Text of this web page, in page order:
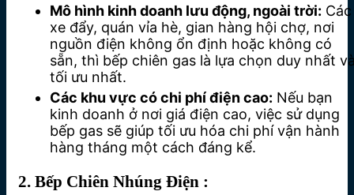
Mô hình kinh doanh lưu động, ngoài trời: Các
xe đẩy, quán vỉa hè, gian hàng hội chợ, nơi
nguồn điện không ổn định hoặc không có
sẵn, thì bếp chiên gas là lựa chọn duy nhất
tối ưu nhất.
Các khu vực có chi phí điện cao: Nếu bạn
kinh doanh ở nơi giá điện cao, việc sử dụng
bếp gas sẽ giúp tối ưu hóa chi phí vận hành
hàng tháng một cách đáng kể.
2. Bếp Chiên Nhúng Điện :